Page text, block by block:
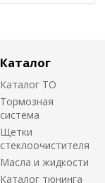
Каталог
Каталог ТО
Тормозная
система
Щетки
стеклоочистителя
Масла и жидкости
Каталог тюнинга